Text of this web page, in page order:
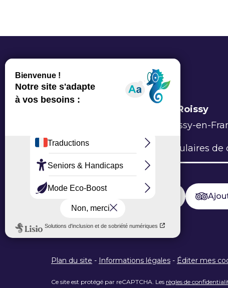
Office de Tourisme Grand Roissy
6 Allée du Verger, 95700 Roissy-en-
L’Office Formulaires
Ajouter un avis sur Google
Plan du site - Informations légales - Éditer mes
Ce site est protégé par reCAPTCHA. Les règles de